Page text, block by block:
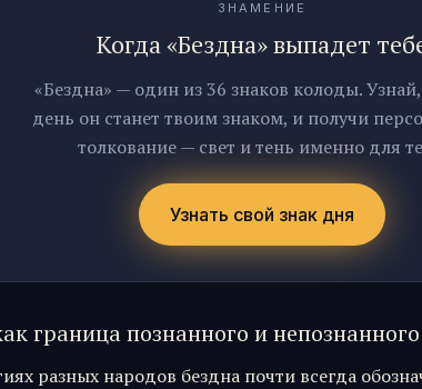
ЗНАМЕНИЕ
Когда «Бездна» выпадет
«Бездна» — один из 36 знаков колоды.
день он станет твоим знаком, и получи
толкование — свет и тень именно для
Узнать свой знак дня
граница познанного и непознанного
разных народов бездна почти всегда